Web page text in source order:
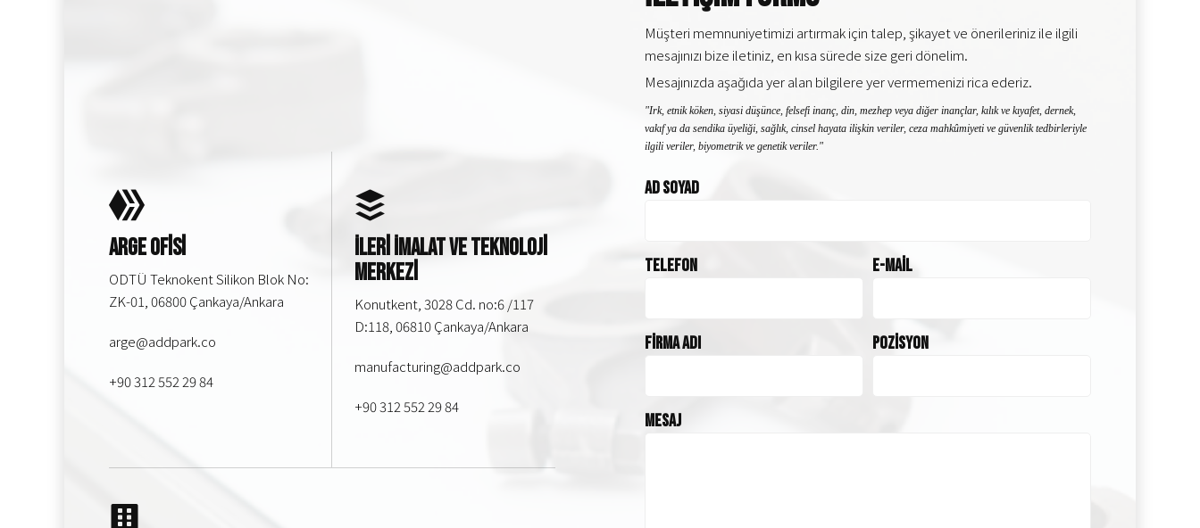
Arge Ofisi
ODTÜ Teknokent Silikon Blok No:
ZK-01, 06800 Çankaya/Ankara
arge@addpark.co
+90 312 552 29 84
İleri İmalat ve Teknoloji
Merkezi
Konutkent, 3028 Cd. no:6 /117
D:118, 06810 Çankaya/Ankara
manufacturing@addpark.co
+90 312 552 29 84
Müşteri memnuniyetimizi artırmak için talep, şikayet ve önerileriniz ile ilgili
mesajınızı bize iletiniz, en kısa sürede size geri dönelim.
Mesajınızda aşağıda yer alan bilgilere yer vermemenizi rica ederiz.
"Irk, etnik köken, siyasi düşünce, felsefi inanç, din, mezhep veya diğer inançlar, kılık ve kıyafet, dernek,
vakıf ya da sendika üyeliği, sağlık, cinsel hayata ilişkin veriler, ceza mahkûmiyeti ve güvenlik tedbirleriyle
ilgili veriler, biyometrik ve genetik veriler."
Ad Soyad
Telefon E-Mail
Firma Adı Pozisyon
Mesaj